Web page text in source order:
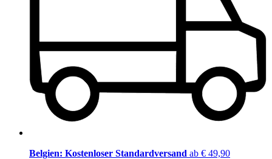
Belgien: Kostenloser Standardversand ab € 49,90